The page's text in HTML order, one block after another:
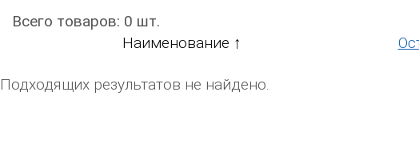
Всего товаров: 0 шт.
Наименование
Подходящих результатов не найдено.